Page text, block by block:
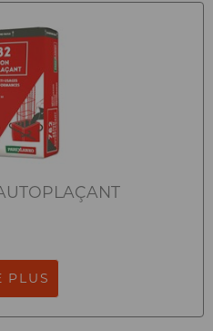
PLUS